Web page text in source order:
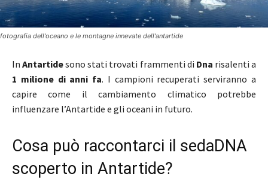
fotografia dell'oceano e le montagne innevate dell'antartide
InAntartidesono stati trovati frammenti di Dna risalenti a
1 milione di anni fa. I campioni recuperati serviranno a
capire come il cambiamento climatico potrebbe
influenzare l’Antartide e gli oceani in futuro.
Cosa può raccontarci il sedaDNA
scoperto in Antartide?